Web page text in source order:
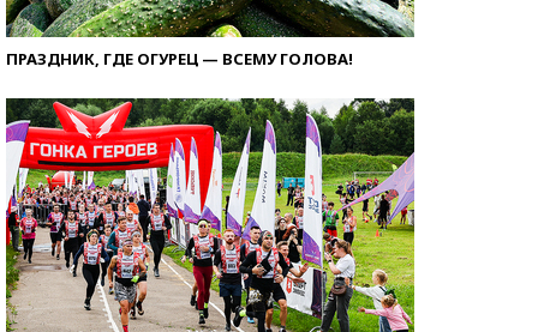
ПРАЗДНИК, ГДЕ ОГУРЕЦ — ВСЕМУ ГОЛОВА!